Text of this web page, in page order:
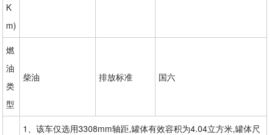
K
m)
燃
油
类
型
柴油 排放标准 国六
1、该车仅选用3308mm轴距,罐体有效容积为4.04立方米,罐体尺